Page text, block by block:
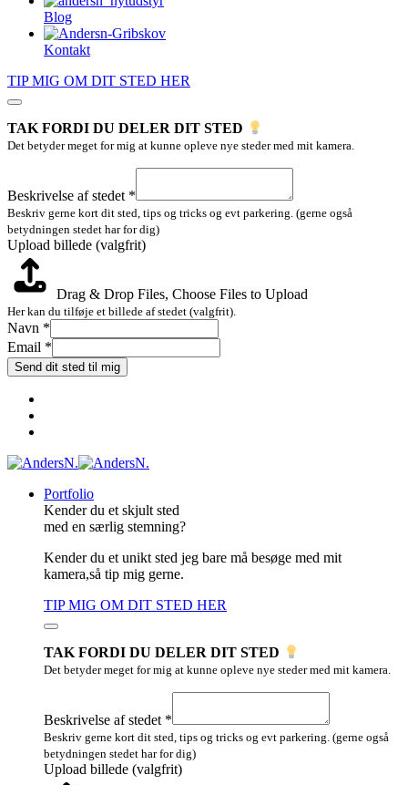
Blog
Kontakt
TIP MIG OM DIT STED HER
TAK FORDI DU DELER DIT STED
Det betyder meget for mig at kunne opleve nye steder med mit kamera.
Beskrivelse
billede
Beskrivelse af stedet *
Beskriv gerne kort dit sted, tips og tricks og evt parkering. (gerne også
betydningen stedet har for dig)
Upload billede (valgfrit)
Drag & Drop Files, Choose Files to Upload
Her kan du tilføje et billede af stedet (valgfrit).
Navn *
Email *
Send dit sted til mig
Portfolio
Kender du et skjult sted
med en særlig stemning?
Kender du et unikt sted jeg bare må besøge med mit
kamera,så tip mig gerne.
TIP MIG OM DIT STED HER
TAK FORDI DU DELER DIT STED
Det betyder meget for mig at kunne opleve nye steder med mit kamera.
Email
Layout
Beskrivelse af stedet *
Beskriv gerne kort dit sted, tips og tricks og evt parkering. (gerne også
betydningen stedet har for dig)
Upload billede (valgfrit)